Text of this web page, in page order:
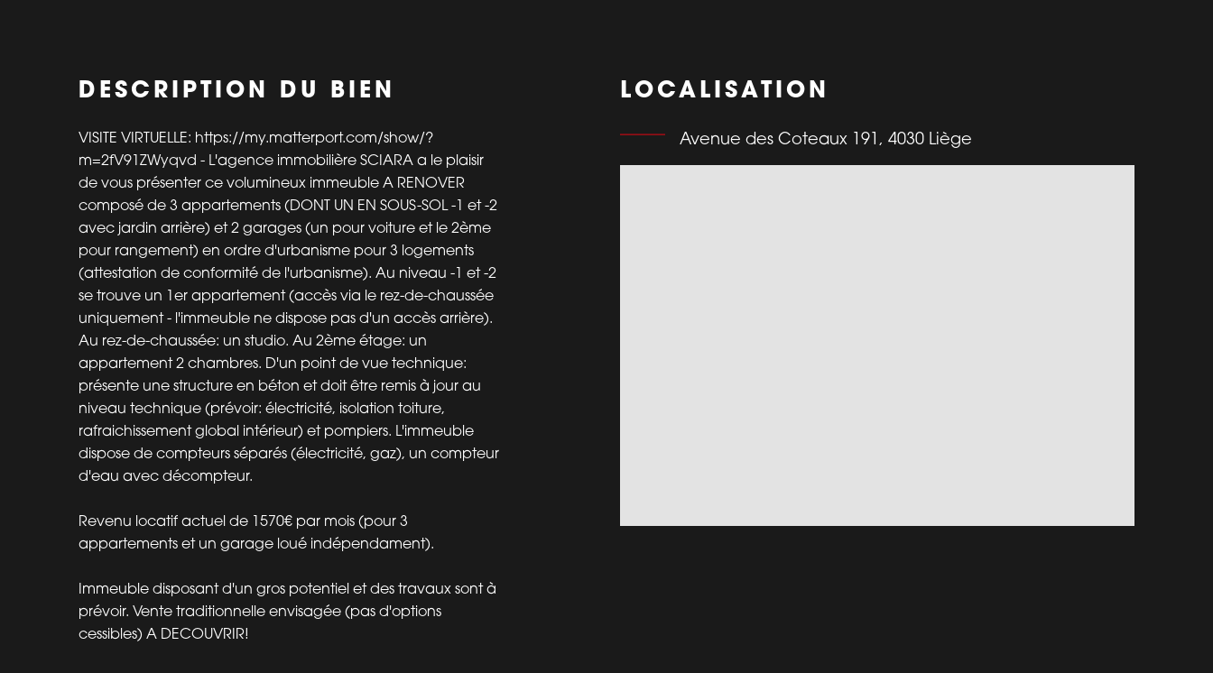
DESCRIPTION DU BIEN
VISITE VIRTUELLE: https://my.matterport.com/show/?
m=2fV91ZWyqvd - L'agence immobilière SCIARA a le plaisir
de vous présenter ce volumineux immeuble A RENOVER
composé de 3 appartements (DONT UN EN SOUS-SOL -1 et -2
avec jardin arrière) et 2 garages (un pour voiture et le 2ème
pour rangement) en ordre d'urbanisme pour 3 logements
(attestation de conformité de l'urbanisme). Au niveau -1 et -2
se trouve un 1er appartement (accès via le rez-de-chaussée
uniquement - l'immeuble ne dispose pas d'un accès arrière).
Au rez-de-chaussée: un studio. Au 2ème étage: un
appartement 2 chambres. D'un point de vue technique:
présente une structure en béton et doit être remis à jour au
niveau technique (prévoir: électricité, isolation toiture,
rafraichissement global intérieur) et pompiers. L'immeuble
dispose de compteurs séparés (électricité, gaz), un compteur
d'eau avec décompteur.
Revenu locatif actuel de 1570€ par mois (pour 3
appartements et un garage loué indépendament).
Immeuble disposant d'un gros potentiel et des travaux sont à
prévoir. Vente traditionnelle envisagée (pas d'options
cessibles) A DECOUVRIR!
LOCALISATION
Avenue des Coteaux 191, 4030 Liège